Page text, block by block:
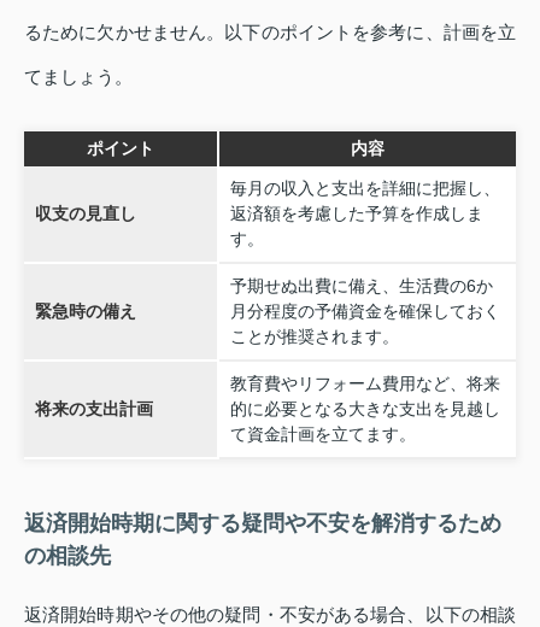
るために欠かせません。以下のポイントを参考に、計画を立
てましょう。
ポイント 内容
収支の見直し
毎月の収入と支出を詳細に把握し、
返済額を考慮した予算を作成しま
す。
緊急時の備え
予期せぬ出費に備え、生活費の6か
月分程度の予備資金を確保しておく
ことが推奨されます。
将来の支出計画
教育費やリフォーム費用など、将来
的に必要となる大きな支出を見越し
て資金計画を立てます。
返済開始時期に関する疑問や不安を解消するため
の相談先
返済開始時期やその他の疑問・不安がある場合、以下の相談